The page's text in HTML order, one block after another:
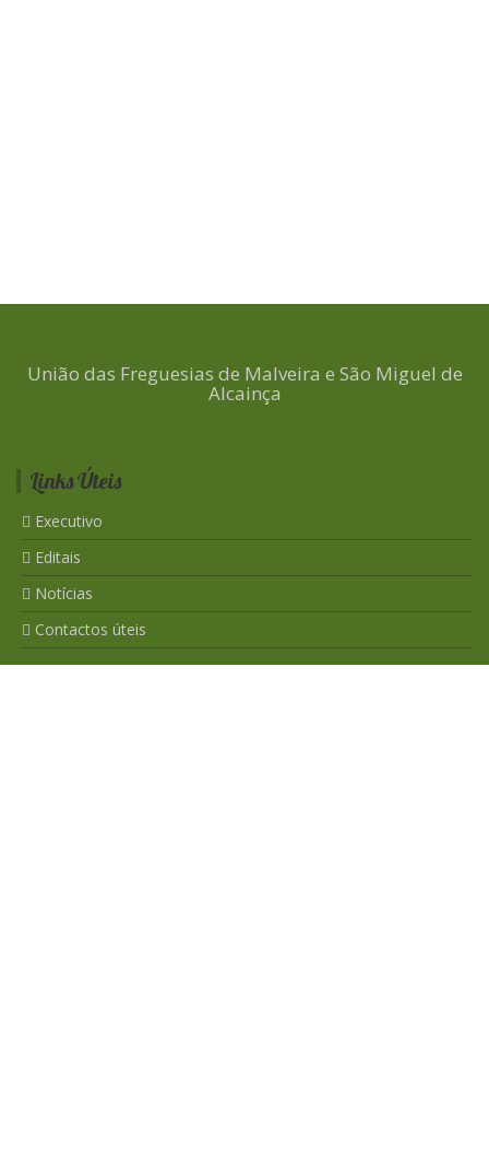
União das Freguesias de Malveira e São Miguel de
Alcainça
Links Úteis
Executivo
Editais
Notícias
Contactos úteis